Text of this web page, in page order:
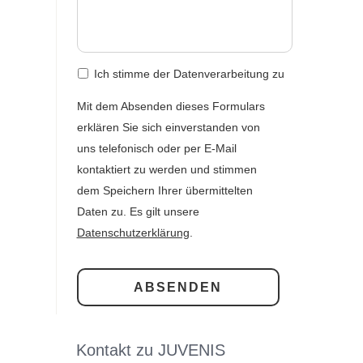
Ich stimme der Datenverarbeitung zu
Mit dem Absenden dieses Formulars
erklären Sie sich einverstanden von
uns telefonisch oder per E-Mail
kontaktiert zu werden und stimmen
dem Speichern Ihrer übermittelten
Daten zu. Es gilt unsere
Datenschutzerklärung
Kontakt zu JUVENIS